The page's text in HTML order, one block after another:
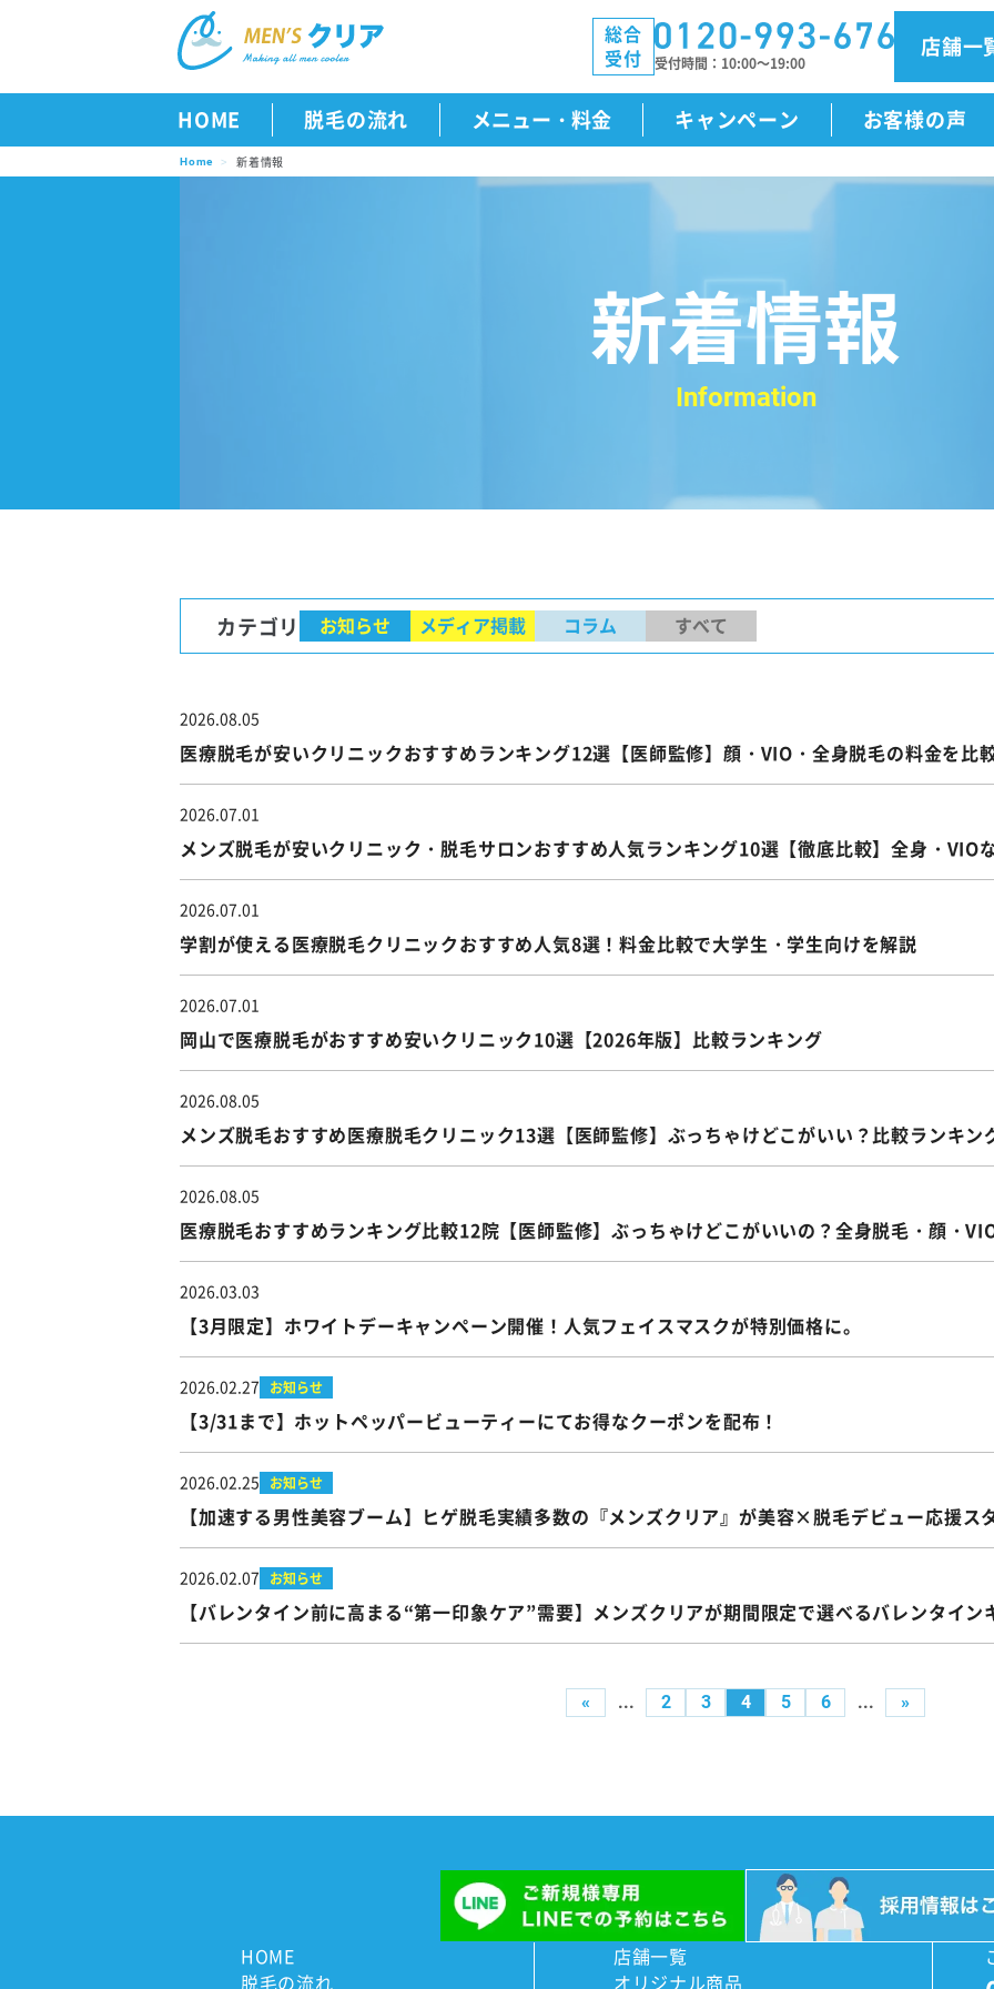
総合
受付
受付時間 10:00～19:00
店舗一
HOME 脱毛の流れ メニュー・料金 キャンペーン お客様の声
Home 新着情報
新着情報
カテゴリ お知らせ メディア掲載 コラム すべて
2026.08.05
医療脱毛が安いクリニックおすすめランキング12選【医師監修】顔・VIO・全身脱毛の料金を比
2026.07.01
メンズ脱毛が安いクリニック・脱毛サロンおすすめ人気ランキング10選【徹底比較】全身・VIO
2026.07.01
学割が使える医療脱毛クリニックおすすめ人気8選！料金比較で大学生・学生向けを解説
2026.07.01
岡山で医療脱毛がおすすめ安いクリニック10選【2026年版】比較ランキング
2026.08.05
メンズ脱毛おすすめ医療脱毛クリニック13選【医師監修】ぶっちゃけどこがいい？比較ランキン
2026.08.05
医療脱毛おすすめランキング比較12院【医師監修】ぶっちゃけどこがいいの？全身脱毛・顔・
2026.03.03
【3月限定】ホワイトデーキャンペーン開催！人気フェイスマスクが特別価格に。
2026.02.27 お知らせ
【3/31まで】ホットペッパービューティーにてお得なクーポンを配布！
2026.02.25 お知らせ
【加速する男性美容ブーム】ヒゲ脱毛実績多数の『メンズクリア』が美容×脱毛デビュー応援ス
2026.02.07 お知らせ
【バレンタイン前に高まる“第一印象ケア”需要】メンズクリアが期間限定で選べるバレンタイン
« ... 2 3 4 5 6 ... »
HOME
脱毛の流れ
店舗一覧
オリジナル商品